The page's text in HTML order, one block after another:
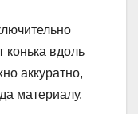
конька вдоль
аккуратно,
материалу.